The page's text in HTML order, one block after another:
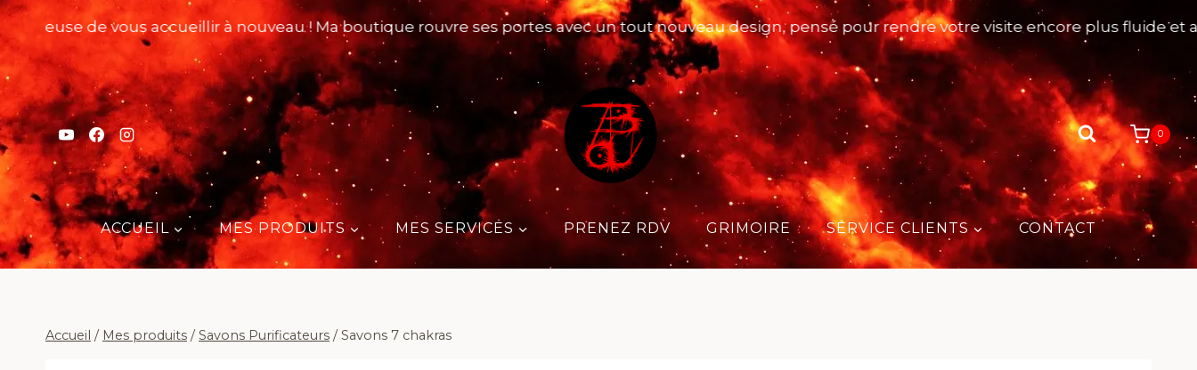
Aller
contenu
de vous accueillir à nouveau ! Ma boutique rouvre ses portes avec un tout nouveau design, pensé pour rendre votre visite encore plus fluide et
0
ACCUEIL MES PRODUITS MES SERVICES PRENEZ RDV GRIMOIRE SERVICE CLIENTS CONTACT
Accueil / Mes produits / Savons Purificateurs / Savons 7 chakras